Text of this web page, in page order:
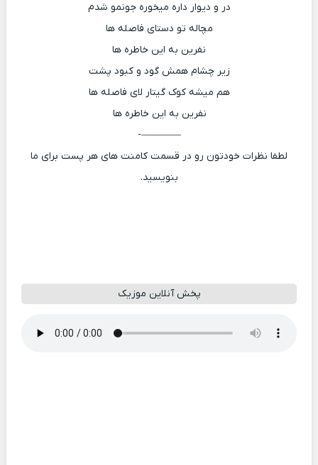
در و دیوار داره میخوره جونمو شدم
مچاله تو دستای فاصله ها
نفرین به این خاطره ها
زیر چشام همش گود و کبود پشت
هم میشه کوک گیتار لای فاصله ها
نفرین به این خاطره ها
————-
لطفا نظرات خودتون رو در قسمت کامنت های هر پست برای ما
بنویسید.
پخش آنلاین موزیک